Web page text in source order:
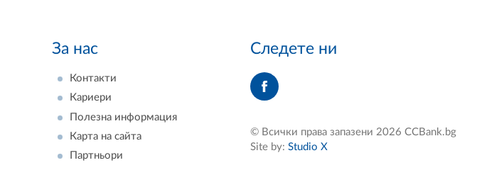
За нас
Контакти
Кариери
Полезна информация
Карта на сайта
Партньори
Следете ни
© Всички права запазени 2026 CCBank.bg
Site by: Studio X